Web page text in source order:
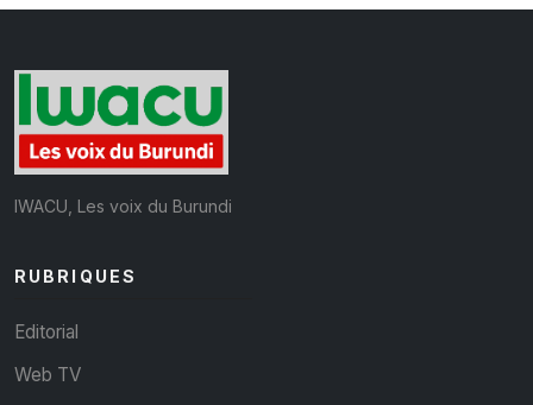
IWACU, Les voix du Burundi
RUBRIQUES
Editorial
Web TV